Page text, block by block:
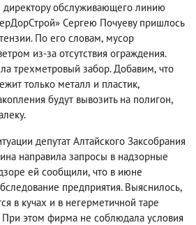
директору обслуживающего линию
Сергею Почуеву пришлось
По его словам, мусор
из-за отсутствия ограждения.
трехметровый забор. Добавим, что
только металл и пластик,
будут вывозить на полигон,
депутат Алтайского Заксобрания
направила запросы в надзорные
ей сообщили, что в июне
предприятия. Выяснилось,
в кучах и в негерметичной таре
этом фирма не соблюдала условия